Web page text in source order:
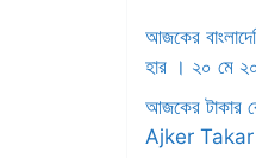
আজকের
হার । ২০ মে
আজকের টাকার
‍Ajker